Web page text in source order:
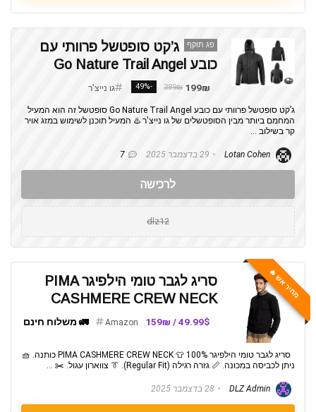
פג תוקף
ג’קט סופטשל פרוותי עם
כובע Go Nature Trail Angel
199₪
389₪
-49% גו נייצ'ר
ג’קט סופטשל פרוותי עם כובע Go Nature Trail Angel סופטשל זה הוא המעיל
המחמם ביותר מבין הסופטשלים של גו נייצ'ר ♨️ המעיל תוכנן לשימוש במזג אויר
קר בשילוב ...
29 בדצמבר 2025 7
לרכישה
dlz12
מחיר אש 🔥
סריג לגבר טומי הילפיגר PIMA
CASHMERE CREW NECK
49.99$ / 159₪
Amazon 🚛 משלוח חינם
סריג לגבר טומי הילפיגר PIMA CASHMERE CREW NECK 👕 100% כותנה. 🧺
ניתן לכביסה במכונה. 📏 גזרה רגילה (Regular Fit). 👔 צווארון עגול. ✂️ ...
28 בדצמבר 2025